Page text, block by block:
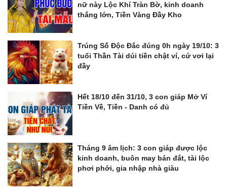
nữ này Lộc Khí Tràn Bờ, kinh doanh
thắng lớn, Tiền Vàng Đầy Kho
Trúng Số Độc Đắc đúng 0h ngày 19/10: 3
tuổi Thần Tài dúi tiền chật ví, cứ vơi lại
đầy
Hết 18/10 đến 31/10, 3 con giáp Mở Ví
Tiền Về, Tiền - Danh có đủ
Tháng 9 âm lịch: 3 con giáp được lộc
kinh doanh, buôn may bán đắt, tài lộc
phơi phới, gia nhập nhà giàu